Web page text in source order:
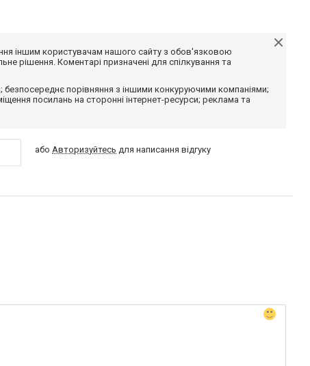
іншим користувачам нашого сайту з обов'язковою
рішення. Коментарі призначені для спілкування та
порівняння з іншими конкуруючими компаніями;
посилань на сторонні інтернет-ресурси; реклама та
абоАвторизуйтесь для написання відгуку